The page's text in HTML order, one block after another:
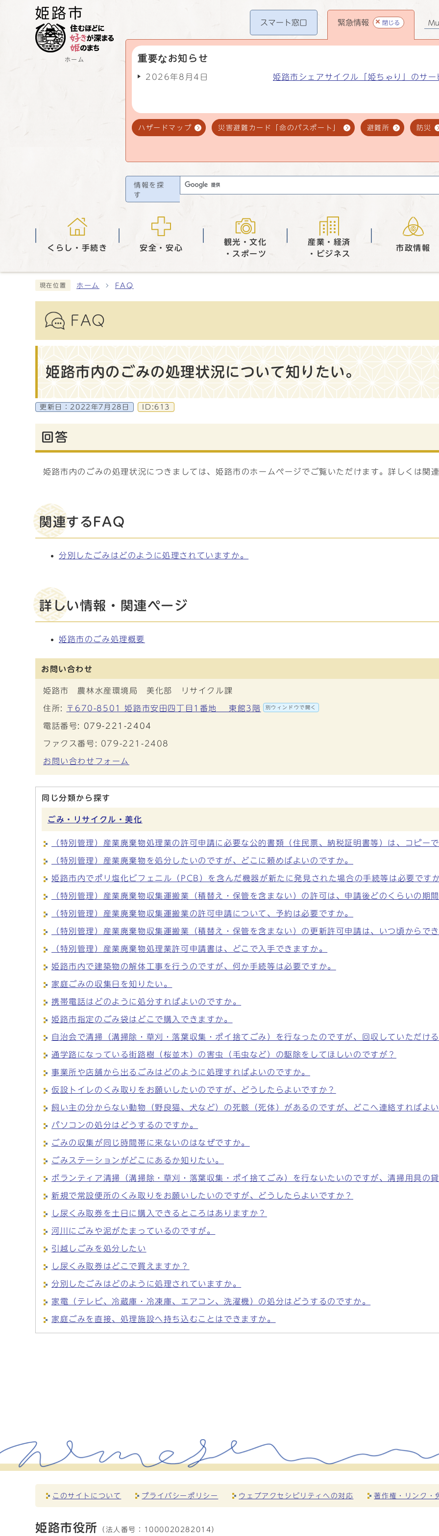
ホーム
スマート窓口 緊急情報 閉じる
重要なお知らせ
2026年8月4日 姫路市シェアサイクル「姫ちゃり」のサ
ハザードマップ 災害避難カード「命のパスポート」 避難所 防災
情報を探
す
くらし・手続き 安全・安心
観光・文化
・スポーツ
産業・経済
・ビジネス
市政情報
現在位置 ホーム FAQ
FAQ
姫路市内のごみの処理状況について知りたい。
更新日： 2022年7月28日 ID:613
回答
姫路市内のごみの処理状況につきましては、姫路市のホームページでご覧いただけます。詳しくは関
関連するFAQ
分別したごみはどのように処理されていますか。
詳しい情報・関連ページ
姫路市のごみ処理概要
お問い合わせ
姫路市 農林水産環境局 美化部 リサイクル課
住所: 〒670-8501 姫路市安田四丁目1番地 東館3階 別ウィンドウで開く
電話番号: 079-221-2404
ファクス番号: 079-221-2408
お問い合わせフォーム
同じ分類から探す
ごみ・リサイクル・美化
（特別管理）産業廃棄物処理業の許可申請に必要な公的書類（住民票、納税証明書等）は、コピー
（特別管理）産業廃棄物を処分したいのですが、どこに頼めばよいのですか。
姫路市内でポリ塩化ビフェニル（PCB）を含んだ機器が新たに発見された場合の手続等は必要ですか
（特別管理）産業廃棄物収集運搬業（積替え・保管を含まない）の許可は、申請後どのくらいの期
（特別管理）産業廃棄物収集運搬業の許可申請について、予約は必要ですか。
（特別管理）産業廃棄物収集運搬業（積替え・保管を含まない）の更新許可申請は、いつ頃からでき
（特別管理）産業廃棄物処理業許可申請書は、どこで入手できますか。
姫路市内で建築物の解体工事を行うのですが、何か手続等は必要ですか。
家庭ごみの収集日を知りたい。
携帯電話はどのように処分すればよいのですか。
姫路市指定のごみ袋はどこで購入できますか。
自治会で清掃（溝掃除・草刈・落葉収集・ポイ捨てごみ）を行なったのですが、回収していただけ
通学路になっている街路樹（桜並木）の害虫（毛虫など）の駆除をしてほしいのですが？
事業所や店舗から出るごみはどのように処理すればよいのですか。
仮設トイレのくみ取りをお願いしたいのですが、どうしたらよいですか？
飼い主の分からない動物（野良猫、犬など）の死骸（死体）があるのですが、どこへ連絡すればよい
パソコンの処分はどうするのですか。
ごみの収集が同じ時間帯に来ないのはなぜですか。
ごみステーションがどこにあるか知りたい。
ボランティア清掃（溝掃除・草刈・落葉収集・ポイ捨てごみ）を行ないたいのですが、清掃用具の
新規で常設便所のくみ取りをお願いしたいのですが、どうしたらよいですか？
し尿くみ取券を土日に購入できるところはありますか？
河川にごみや泥がたまっているのですが。
引越しごみを処分したい
し尿くみ取券はどこで買えますか？
分別したごみはどのように処理されていますか。
家電（テレビ、冷蔵庫・冷凍庫、エアコン、洗濯機）の処分はどうするのですか。
家庭ごみを直接、処理施設へ持ち込むことはできますか。
このサイトについて プライバシーポリシー ウェブアクセシビリティへの対応 著作権・リンク・
姫路市役所 （法人番号： 1000020282014）